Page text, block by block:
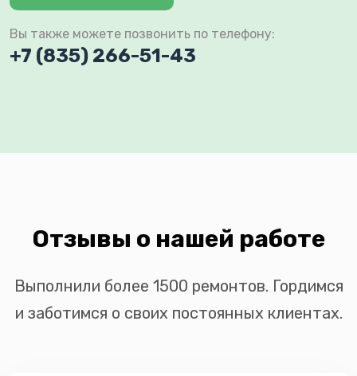
Вы также можете позвонить по телефону:
+7 (835) 266-51-43
Отзывы о нашей работе
Выполнили более 1500 ремонтов. Гордимся
и заботимся о своих постоянных клиентах.